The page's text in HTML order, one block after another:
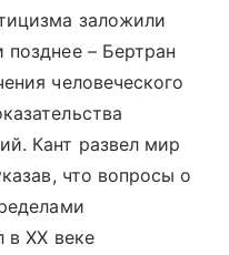
заложили
– Бертран
человеческого
Кант развел мир
что вопросы о
в XX веке